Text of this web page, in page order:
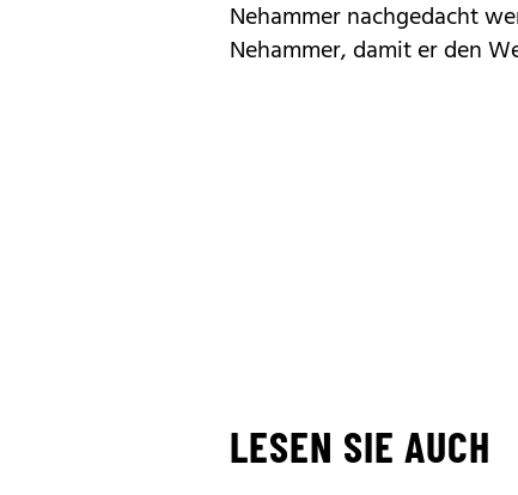
Nehammer nachgedacht
Nehammer, damit er den
LESEN SIE AUCH